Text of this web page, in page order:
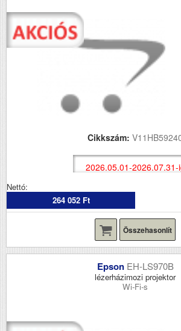
Cikkszám:
2026.05.01-2026.07.31-
Nettó:
264 052 Ft
Összehasonlít
Epson EH-LS970B
lézerházimozi projektor
Wi-Fi-s